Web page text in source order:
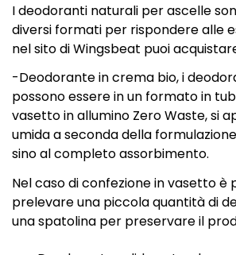
I deodoranti naturali per ascelle
diversi formati per rispondere alle
nel sito di Wingsbeat puoi
-Deodorante in crema bio, i
possono essere in un formato in
vasetto in allumino Zero Waste, si
umida a seconda della
sino al completo assorbimento.
Nel caso di confezione in vasetto è
prelevare una piccola quantità di
una spatolina per preservare il